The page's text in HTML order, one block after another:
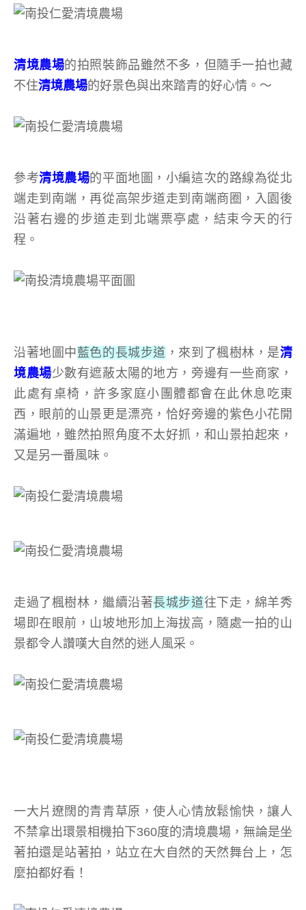
清境農場的拍照裝飾品雖然不多，但隨手一拍也藏
不住清境農場的好景色與出來踏青的好心情。～
參考清境農場的平面地圖，小編這次的路線為從北
端走到南端，再從高架步道走到南端商圈，入園後
沿著右邊的步道走到北端票亭處，結束今天的行
程。
沿著地圖中藍色的長城步道 ，來到了楓樹林，是清
境農場少數有遮蔽太陽的地方，旁邊有一些商家，
此處有桌椅，許多家庭小團體都會在此休息吃東
西，眼前的山景更是漂亮，恰好旁邊的紫色小花開
滿遍地，雖然拍照角度不太好抓，和山景拍起來，
又是另一番風味。
走過了楓樹林，繼續沿著長城步道往下走，綿羊秀
場即在眼前，山坡地形加上海拔高，隨處一拍的山
景都令人讚嘆大自然的迷人風采。
一大片遼闊的青青草原，使人心情放鬆愉快，讓人
不禁拿出環景相機拍下360度的清境農場，無論是坐
著拍還是站著拍，站立在大自然的天然舞台上，怎
麼拍都好看！